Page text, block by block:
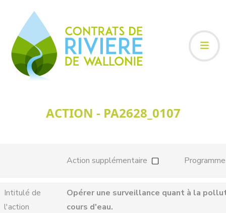
ACTION - PA2628_0107
Action supplémentaire Programme
Intitulé de
l'action
Opérer une surveillance quant à la
cours d'eau.